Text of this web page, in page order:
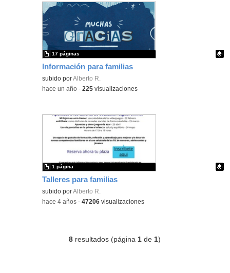
Información para familias
Contenido educativo.
subido porAlberto R.
17 páginas
-hace un año -225 visualizaciones
Talleres para familias
Contenido educativo.
subido porAlberto R.
1 página
-hace 4 años -47206 visualizaciones
8 resultados (página 1 de 1)